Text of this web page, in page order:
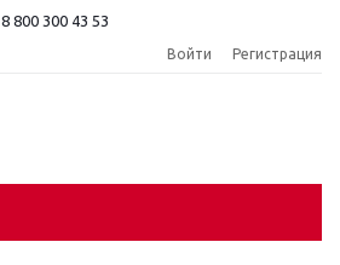
8 800 300 43 53
Войти Регистрация